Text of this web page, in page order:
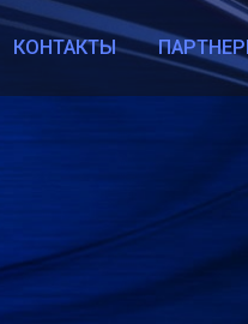
КОНТАКТЫ